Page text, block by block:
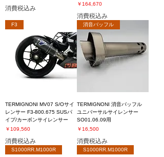
消費税込み
価格
￥164,670
消費税込み
F3
TERMIGNONI MV07 S/Oサイ
レンサー F3-800.675 SUSパ
イプ/カーボンサイレンサー
価格
￥109,560
消費税込み
消音バッフル
TERMIGNONI 消音バッフル
ユニバーサルサイレンサー
SO01.06.09用
価格
￥16,500
消費税込み
S1000RR.M1000R S1000RR.M1000R